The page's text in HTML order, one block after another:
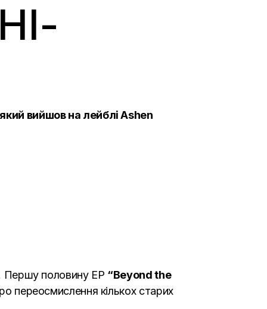
вийшов на лейблі Ashen
Першу половину ЕР “Beyond the
переосмислення кількох старих